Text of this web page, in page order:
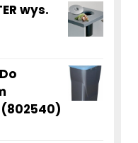
wys.
(802540)